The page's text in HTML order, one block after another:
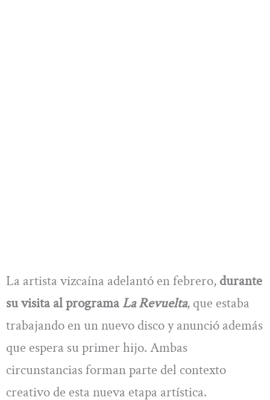
La artista vizcaína adelantó en febrero, durante
su visita al programaLa Revuelta, que estaba
trabajando en un nuevo disco y anunció además
que espera su primer hijo. Ambas
circunstancias forman parte del contexto
creativo de esta nueva etapa artística.